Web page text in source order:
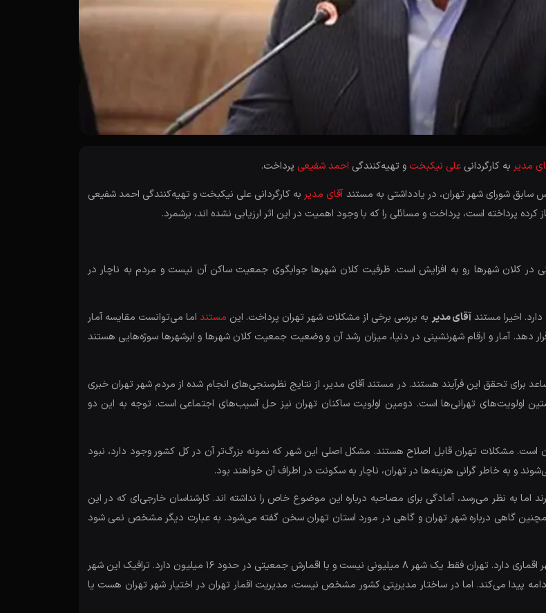
مدیر به کارگردانی علی نیکبخت و تهیه‌کنندگی احمد شفیعی پرداخت.
سابق شورای شهر تهران، در یادداشتی به مستندآقای مدیر به کارگردانی علی نیکبخت و تهیه‌کنندگی احمد شفیعی
کرده پرداخته است، پرداخت و مسائلی را که با وجود اهمیت در این اثر ارزیابی نشده اند، برشمرد.
در کلان شهرها رو به افزایش است. ظرفیت کلان شهرها جوابگوی جمعیت ساکن آن نیست و مردم به ناچار در
آقای مدیر به بررسی برخی از مشکلات شهر تهران پرداخت. این مستنداما می‌توانست مقایسه آمار
دهد. آمار و ارقام شهرنشینی در دنیا، میزان رشد آن و وضعیت جمعیت کلان شهرها و ابرشهرها سوژه‌هایی هستند
برای تحقق این فرآیند هستند. در مستند آقای مدیر، از نتایج نظرسنجی‌های انجام شده از مردم شهر تهران خبری
اولویت‌های تهرانی‌ها است. دومین اولویت ساکنان تهران نیز حل آسیب‌های اجتماعی است. توجه به این دو
است. مشکلات تهران قابل اصلاح هستند. مشکل اصلی این شهر که نمونه بزرگ‌تر آن در کل کشور وجود دارد، نبود
و به خاطر گرانی هزینه‌ها در تهران، ناچار به سکونت در اطراف آن خواهند بود.
اما به نظر می‌رسد، آمادگی برای مصاحبه درباره این موضوع خاص را نداشته اند. کارشناسان خارجی‌ای که در این
گاهی درباره شهر تهران و گاهی در مورد استان تهران سخن گفته می‌شود. به عبارت دیگر مشخص نمی شود
زمانی پایتخت تنها ۳ شهرک حاشیه‌ای یا شهر اقماری داشت و اکنون ۴۳ شهر اقماری دارد. تهران فقط یک شهر ۸ میلیونی نیست و با اقمارش جمعیتی در حدود ۱۶ میلیون دارد. ترافیک این شهر
تا مرکز شهر ادامه پیدا می‌کند. اما در ساختار مدیریتی کشور مشخص نیست، مدیریت اقمار تهران در اختیار شهر تهران هست یا